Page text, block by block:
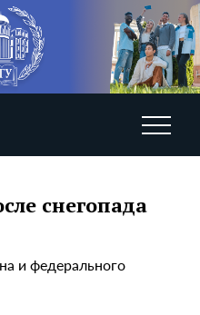
снегопада
и федерального